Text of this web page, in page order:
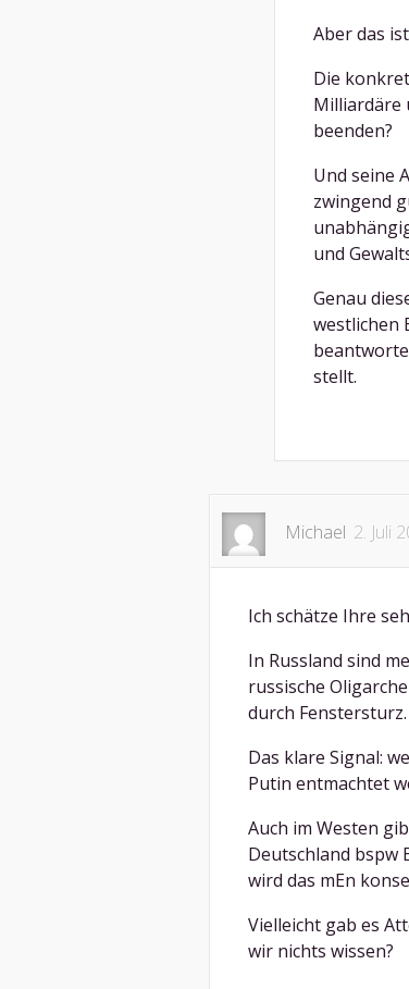
Aber das
Die
Milliardäre
beenden?
Und seine
zwingend
und
Genau
westlichen
stellt.
Michael 2. Juli
Ich schätze Ihre
In Russland sind
russische
durch Fenstersturz.
Das klare Signal:
Putin entmachtet
Auch im Westen
Deutschland bspw
wird das mEn
Vielleicht gab es
wir nichts wissen?